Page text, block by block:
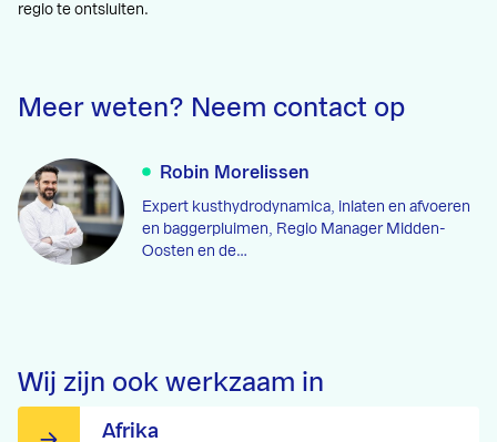
regio te ontsluiten.
Meer weten? Neem contact op
Robin Morelissen
Expert kusthydrodynamica, inlaten en afvoeren
en baggerpluimen, Regio Manager Midden-
Oosten en de…
Wij zijn ook werkzaam in
Afrika